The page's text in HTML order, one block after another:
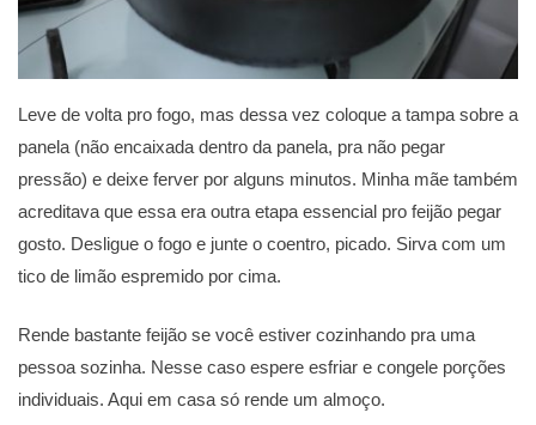
Leve de volta pro fogo, mas dessa vez coloque a tampa sobre a
panela (não encaixada dentro da panela, pra não pegar
pressão) e deixe ferver por alguns minutos. Minha mãe também
acreditava que essa era outra etapa essencial pro feijão pegar
gosto. Desligue o fogo e junte o coentro, picado. Sirva com um
tico de limão espremido por cima.
Rende bastante feijão se você estiver cozinhando pra uma
pessoa sozinha. Nesse caso espere esfriar e congele porções
individuais. Aqui em casa só rende um almoço.